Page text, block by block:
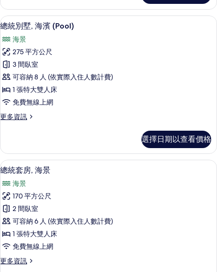
的
所
有
相
片
2
間
臥
海
濱
(Pool)
的
詳
情
顯
示
總
統
別
墅,
海
濱
(Pool)
所
有
相
片
總統別墅, 海濱 (Pool) | 低過敏寢具、
8
總統別墅, 海濱 (Pool)
海景
275 平方公尺
3 間臥室
可容納 8 人 (依實際入住人數計費)
1 張特大雙人床
免費無線上網
更多資訊
更
別
墅,
海
(Pool)
的
詳
情
選擇日期以查看價格
顯
示
總
統
套
房,
海
景
的
總統套房, 海景 | 低過敏寢具、客房內
5
總統套房, 海景
海景
170 平方公尺
2 間臥室
可容納 6 人 (依實際入住人數計費)
1 張特大雙人床
免費無線上網
更多資訊
更